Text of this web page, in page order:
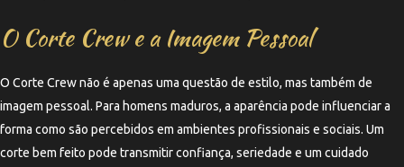
O Corte Crew e a Imagem Pessoal
O Corte Crew não é apenas uma questão de estilo, mas também de
imagem pessoal. Para homens maduros, a aparência pode influenciar a
forma como são percebidos em ambientes profissionais e sociais. Um
corte bem feito pode transmitir confiança, seriedade e um cuidado